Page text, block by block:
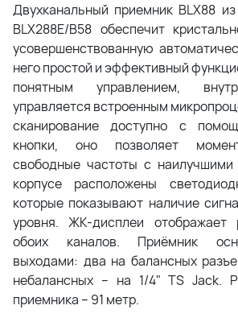
Двухканальный приемник BLX88
BLX288E/B58 обеспечит
усовершенствованную
него простой и эффективный
понятным управлением,
управляется встроенным
сканирование доступно с
кнопки, оно позволяет
свободные частоты с
корпусе расположены
которые показывают наличие
уровня. ЖК-дисплеи отображает
обоих каналов. Приёмник
выходами: два на балансных
небалансных – на 1/4" TS Jack.
приемника – 91 метр.